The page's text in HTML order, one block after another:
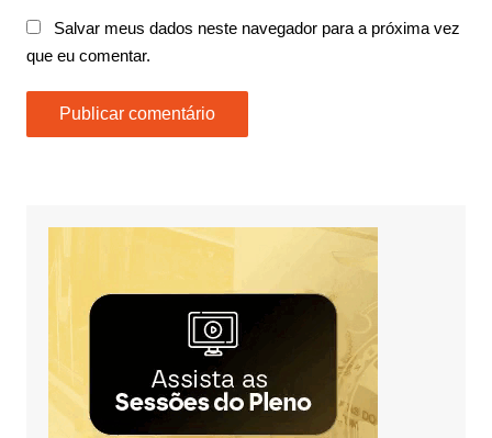
Salvar meus dados neste navegador para a próxima vez
que eu comentar.